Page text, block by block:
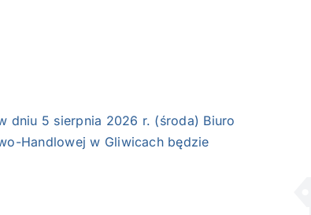
dniu 5 sierpnia 2026 r. (środa) Biuro
Handlowej w Gliwicach będzie